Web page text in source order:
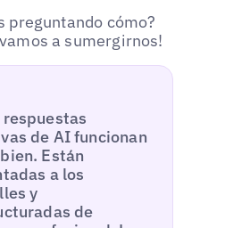
preguntando cómo?
a sumergirnos!
respuestas
de AI funcionan
Están
a los
y
de